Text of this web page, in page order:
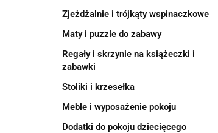
Zjeżdżalnie i trójkąty wspinaczkowe
Maty i puzzle do zabawy
Regały i skrzynie na książeczki i
zabawki
Stoliki i krzesełka
Meble i wyposażenie pokoju
Dodatki do pokoju dziecięcego